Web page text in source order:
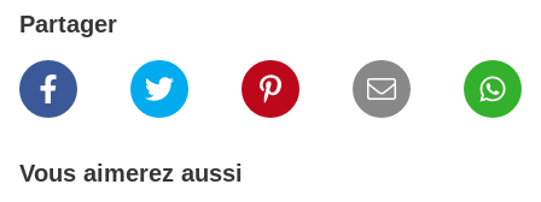
Partager
Vous aimerez aussi